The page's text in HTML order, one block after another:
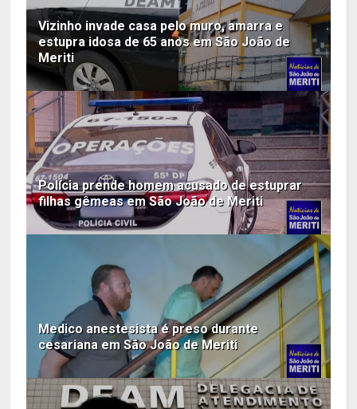
Vizinho invade casa pelo muro, amarra e
estupra idosa de 65 anos em São João de
Meriti
Polícia prende homem acusado de estuprar
filhas gêmeas em São João de Meriti
Medico anestesista é preso durante
cesariana em São João de Meriti